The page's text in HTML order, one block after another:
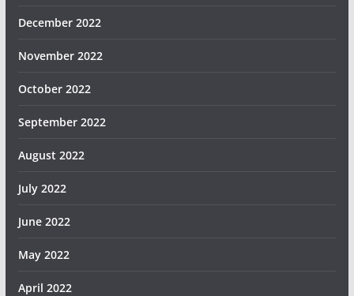
December 2022
November 2022
October 2022
September 2022
August 2022
July 2022
June 2022
May 2022
April 2022